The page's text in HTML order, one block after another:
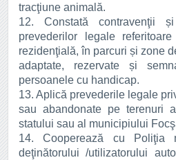
tracţiune animală.
12. Constată contravenţii
prevederilor legale
rezidenţială, în parcuri și zone
adaptate, rezervate și
persoanele cu handicap.
13. Aplică prevederile legale
sau abandonate pe terenuri
statului sau al municipiului
14. Cooperează cu Poliţia
deţinătorului /utilizatorului